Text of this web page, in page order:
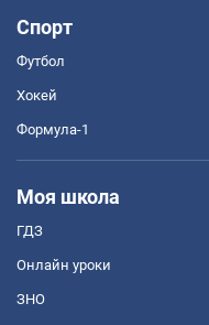
Спорт
Футбол
Хокей
Формула-1
Моя школа
ГДЗ
Онлайн уроки
ЗНО